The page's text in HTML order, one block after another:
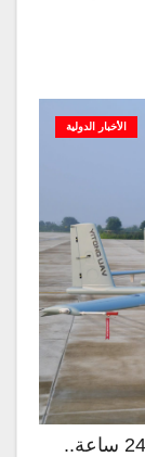
الأخبار الدولية
بحمولة طن وقدرة على التحليق لمدة 24 ساعة..